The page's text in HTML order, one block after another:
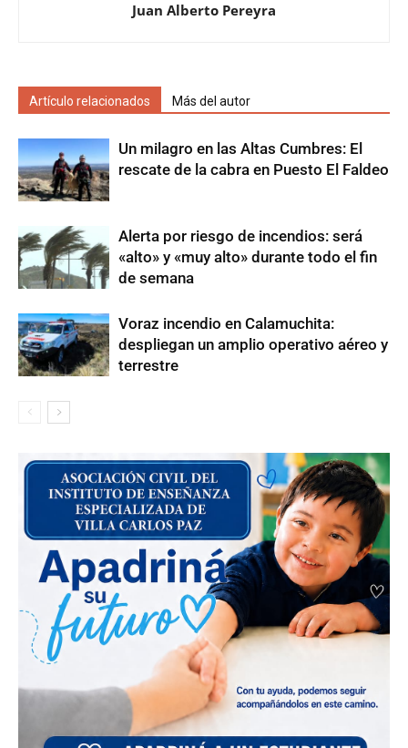
Juan Alberto Pereyra
Artículo relacionados Más del autor
Un milagro en las Altas Cumbres: El
rescate de la cabra en Puesto El Faldeo
Alerta por riesgo de incendios: será
«alto» y «muy alto» durante todo el fin
de semana
Voraz incendio en Calamuchita:
despliegan un amplio operativo aéreo y
terrestre